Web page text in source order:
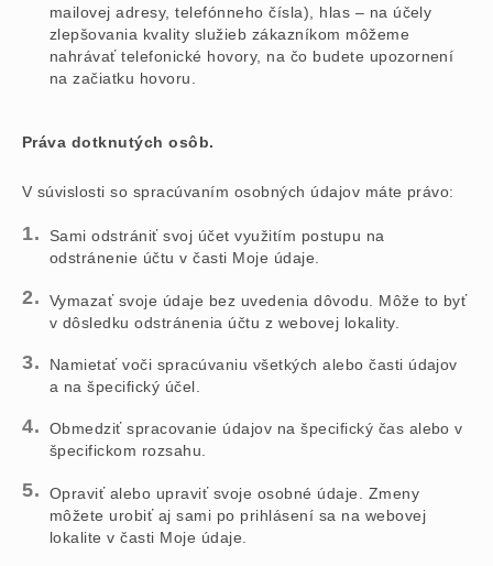
mailovej adresy, telefónneho čísla), hlas – na účely
zlepšovania kvality služieb zákazníkom môžeme
nahrávať telefonické hovory, na čo budete upozornení
na začiatku hovoru.
Práva dotknutých osôb.
V súvislosti so spracúvaním osobných údajov máte právo:
Sami odstrániť svoj účet využitím postupu na
odstránenie účtu v časti Moje údaje.
Vymazať svoje údaje bez uvedenia dôvodu. Môže to byť
v dôsledku odstránenia účtu z webovej lokality.
Namietať voči spracúvaniu všetkých alebo časti údajov
a na špecifický účel.
Obmedziť spracovanie údajov na špecifický čas alebo v
špecifickom rozsahu.
Opraviť alebo upraviť svoje osobné údaje. Zmeny
môžete urobiť aj sami po prihlásení sa na webovej
lokalite v časti Moje údaje.